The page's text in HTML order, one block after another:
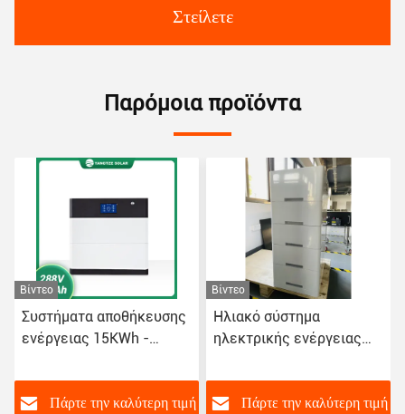
Στείλετε
Παρόμοια προϊόντα
Βίντεο
Συστήματα αποθήκευσης
ενέργειας 15KWh -
Pack 5kWh ανά μονάδα
8000Cycles
Πάρτε την καλύτερη τιμή
Βίντεο
Ηλιακό σύστημα
ηλεκτρικής ενέργειας
αποθήκευση ενέργειας
Οικιακή χρήση μπαταρία
Πάρτε την καλύτερη τιμή